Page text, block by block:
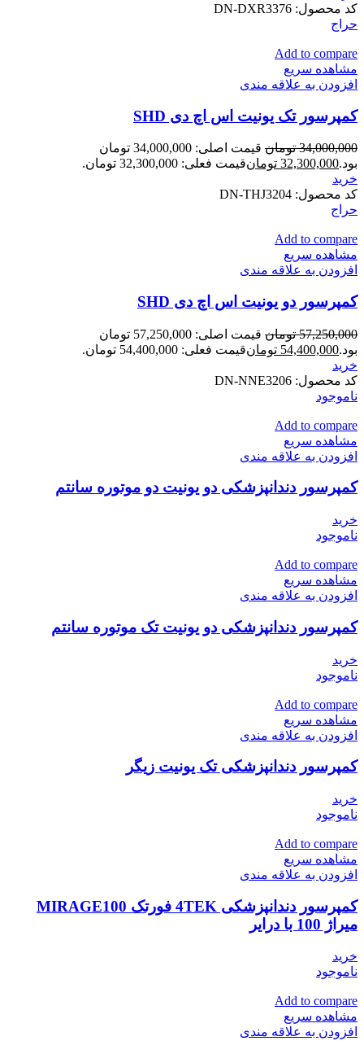
کد محصول: DN-DXR3376
حراج
Add to compare
مشاهده سریع
افزودن به علاقه مندی
کمپرسور تک یونیت اس اچ دی SHD
34,000,000 تومان
قیمت اصلی: 34,000,000 تومان
بود.32,300,000 تومانقیمت فعلی: 32,300,000 تومان.
خرید
کد محصول: DN-THJ3204
حراج
Add to compare
مشاهده سریع
افزودن به علاقه مندی
کمپرسور دو یونیت اس اچ دی SHD
57,250,000 تومان
قیمت اصلی: 57,250,000 تومان
بود.54,400,000 تومانقیمت فعلی: 54,400,000 تومان.
خرید
کد محصول: DN-NNE3206
ناموجود
Add to compare
مشاهده سریع
افزودن به علاقه مندی
کمپرسور دندانپزشکی دو یونیت دو موتوره سانتم
خرید
ناموجود
Add to compare
مشاهده سریع
افزودن به علاقه مندی
کمپرسور دندانپزشکی دو یونیت تک موتوره سانتم
خرید
ناموجود
Add to compare
مشاهده سریع
افزودن به علاقه مندی
کمپرسور دندانپزشکی تک یونیت زیگر
خرید
ناموجود
Add to compare
مشاهده سریع
افزودن به علاقه مندی
کمپرسور دندانپزشکی 4TEK فورتک MIRAGE100
میراژ 100 با درایر
خرید
ناموجود
Add to compare
مشاهده سریع
افزودن به علاقه مندی